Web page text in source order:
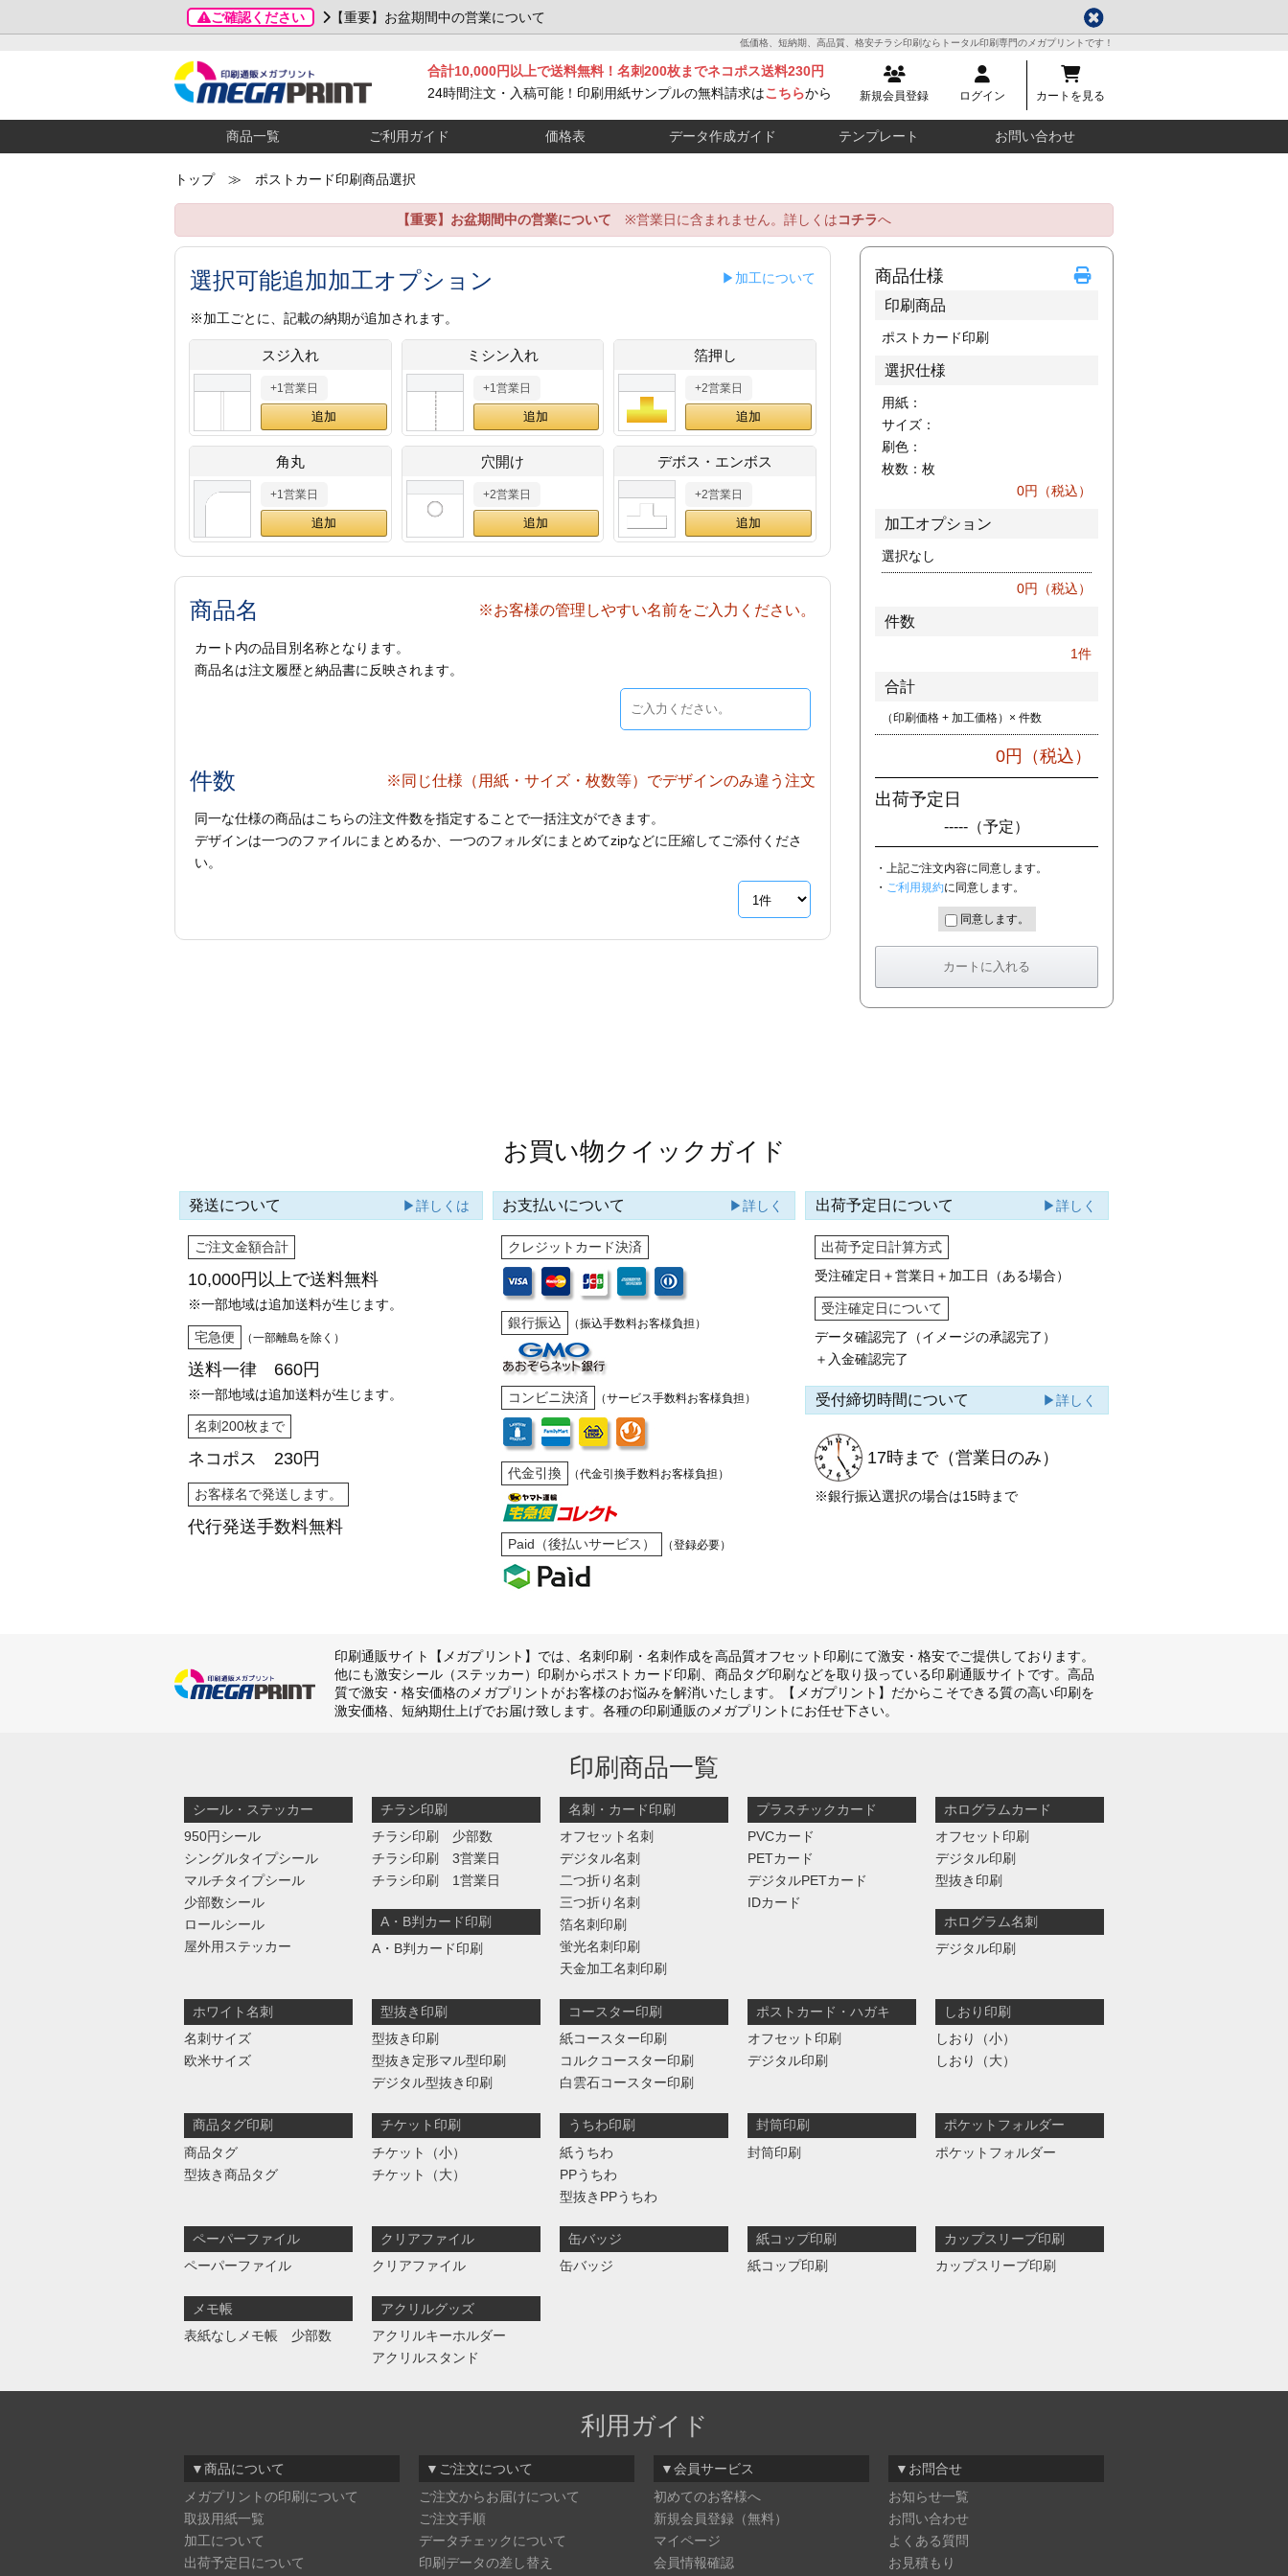
ご確認ください 【重要】お盆期間中の営業について
低価格、短納期、高品質、格安チラシ印刷ならトータル印刷専門のメガプリントです！
新規会員登録 ログイン カートを見る
合計10,000円以上で送料無料！名刺200枚までネコポス送料230円
24時間注文・入稿可能！印刷用紙サンプルの無料請求はこちらから
商品一覧 ご利用ガイド 価格表 データ作成ガイド テンプレート お問い合わせ
トップ≫ ポストカード印刷商品選択
【重要】お盆期間中の営業について ※営業日に含まれません。詳しくはコチラへ
選択可能追加加工オプション ▶加工について
※加工ごとに、記載の納期が追加されます。
スジ入れ
+1営業日
ミシン入れ
+1営業日
箔押し
+2営業日
角丸
+1営業日
穴開け
+2営業日
デボス・エンボス
+2営業日
商品名 ※お客様の管理しやすい名前をご入力ください。
カート内の品目別名称となります。
商品名は注文履歴と納品書に反映されます。
件数 ※同じ仕様（用紙・サイズ・枚数等）でデザインのみ違う注文
同一な仕様の商品はこちらの注文件数を指定することで一括注文ができます。
デザインは一つのファイルにまとめるか、一つのフォルダにまとめてzipなどに圧縮してご添付くださ
い。
商品仕様
印刷商品
ポストカード印刷
選択仕様
用紙：
サイズ：
刷色：
枚数： 枚
0円（税込）
加工オプション
選択なし
0円（税込）
件数
1件
合計
（印刷価格 + 加工価格）× 件数
0円（税込）
出荷予定日
----- （予定）
・上記ご注文内容に同意します。
・ ご利用規約に同意します。
同意します。
お買い物クイックガイド
発送について ▶詳しくは
ご注文金額合計
10,000円以上で送料無料
※一部地域は追加送料が生じます。
宅急便 （一部離島を除く）
送料一律 660円
※一部地域は追加送料が生じます。
名刺200枚まで
ネコポス 230円
お客様名で発送します。
代行発送手数料無料
お支払いについて ▶詳しく
クレジットカード決済
銀行振込 （振込手数料お客様負担）
コンビニ決済 （サービス手数料お客様負担）
代金引換 （代金引換手数料お客様負担）
Paid（後払いサービス） （登録必要）
出荷予定日について ▶詳しく
出荷予定日計算方式
受注確定日＋営業日＋加工日（ある場合）
受注確定日について
データ確認完了（イメージの承認完了）
＋入金確認完了
受付締切時間について ▶詳しく
17時まで（営業日のみ）
※銀行振込選択の場合は15時まで
印刷通販サイト【メガプリント】では、名刺印刷・名刺作成を高品質オフセット印刷にて激安・格安でご提供しております。
他にも激安シール（ステッカー）印刷からポストカード印刷、商品タグ印刷などを取り扱っている印刷通販サイトです。高品
質で激安・格安価格のメガプリントがお客様のお悩みを解消いたします。【メガプリント】だからこそできる質の高い印刷を
激安価格、短納期仕上げでお届け致します。各種の印刷通販のメガプリントにお任せ下さい。
印刷商品一覧
シール・ステッカー
950円シール
シングルタイプシール
マルチタイプシール
少部数シール
ロールシール
屋外用ステッカー
チラシ印刷
チラシ印刷 少部数
チラシ印刷 3営業日
チラシ印刷 1営業日
A・B判カード印刷
A・B判カード印刷
名刺・カード印刷
オフセット名刺
デジタル名刺
二つ折り名刺
三つ折り名刺
箔名刺印刷
蛍光名刺印刷
天金加工名刺印刷
プラスチックカード
PVCカード
PETカード
デジタルPETカード
IDカード
ホログラムカード
オフセット印刷
デジタル印刷
型抜き印刷
ホログラム名刺
デジタル印刷
ホワイト名刺
名刺サイズ
欧米サイズ
型抜き印刷
型抜き印刷
型抜き定形マル型印刷
デジタル型抜き印刷
コースター印刷
紙コースター印刷
コルクコースター印刷
白雲石コースター印刷
ポストカード・ハガキ
オフセット印刷
デジタル印刷
しおり印刷
しおり（小）
しおり（大）
商品タグ印刷
商品タグ
型抜き商品タグ
チケット印刷
チケット（小）
チケット（大）
うちわ印刷
紙うちわ
PPうちわ
型抜きPPうちわ
封筒印刷
封筒印刷
ポケットフォルダー
ポケットフォルダー
ペーパーファイル
ペーパーファイル
クリアファイル
クリアファイル
缶バッジ
缶バッジ
紙コップ印刷
紙コップ印刷
カップスリーブ印刷
カップスリーブ印刷
メモ帳
表紙なしメモ帳 少部数
アクリルグッズ
アクリルキーホルダー
アクリルスタンド
利用ガイド
▼商品について
メガプリントの印刷について
取扱用紙一覧
加工について
出荷予定日について
▼ご注文について
ご注文からお届けについて
ご注文手順
データチェックについて
印刷データの差し替え
▼会員サービス
初めてのお客様へ
新規会員登録（無料）
マイページ
会員情報確認
▼お問合せ
お知らせ一覧
お問い合わせ
よくある質問
お見積もり